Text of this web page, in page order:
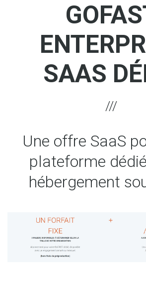
SAAS
Une offre SaaS
plateforme
hébergement